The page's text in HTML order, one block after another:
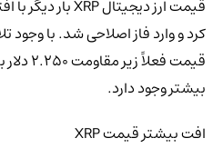
کرد و وارد فاز اصلاحی شد. با وجود
قیمت فعلاً
بیشتر وجود دارد.
افت بیشتر قیمت XRP